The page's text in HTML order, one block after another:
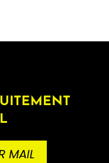
MAIL